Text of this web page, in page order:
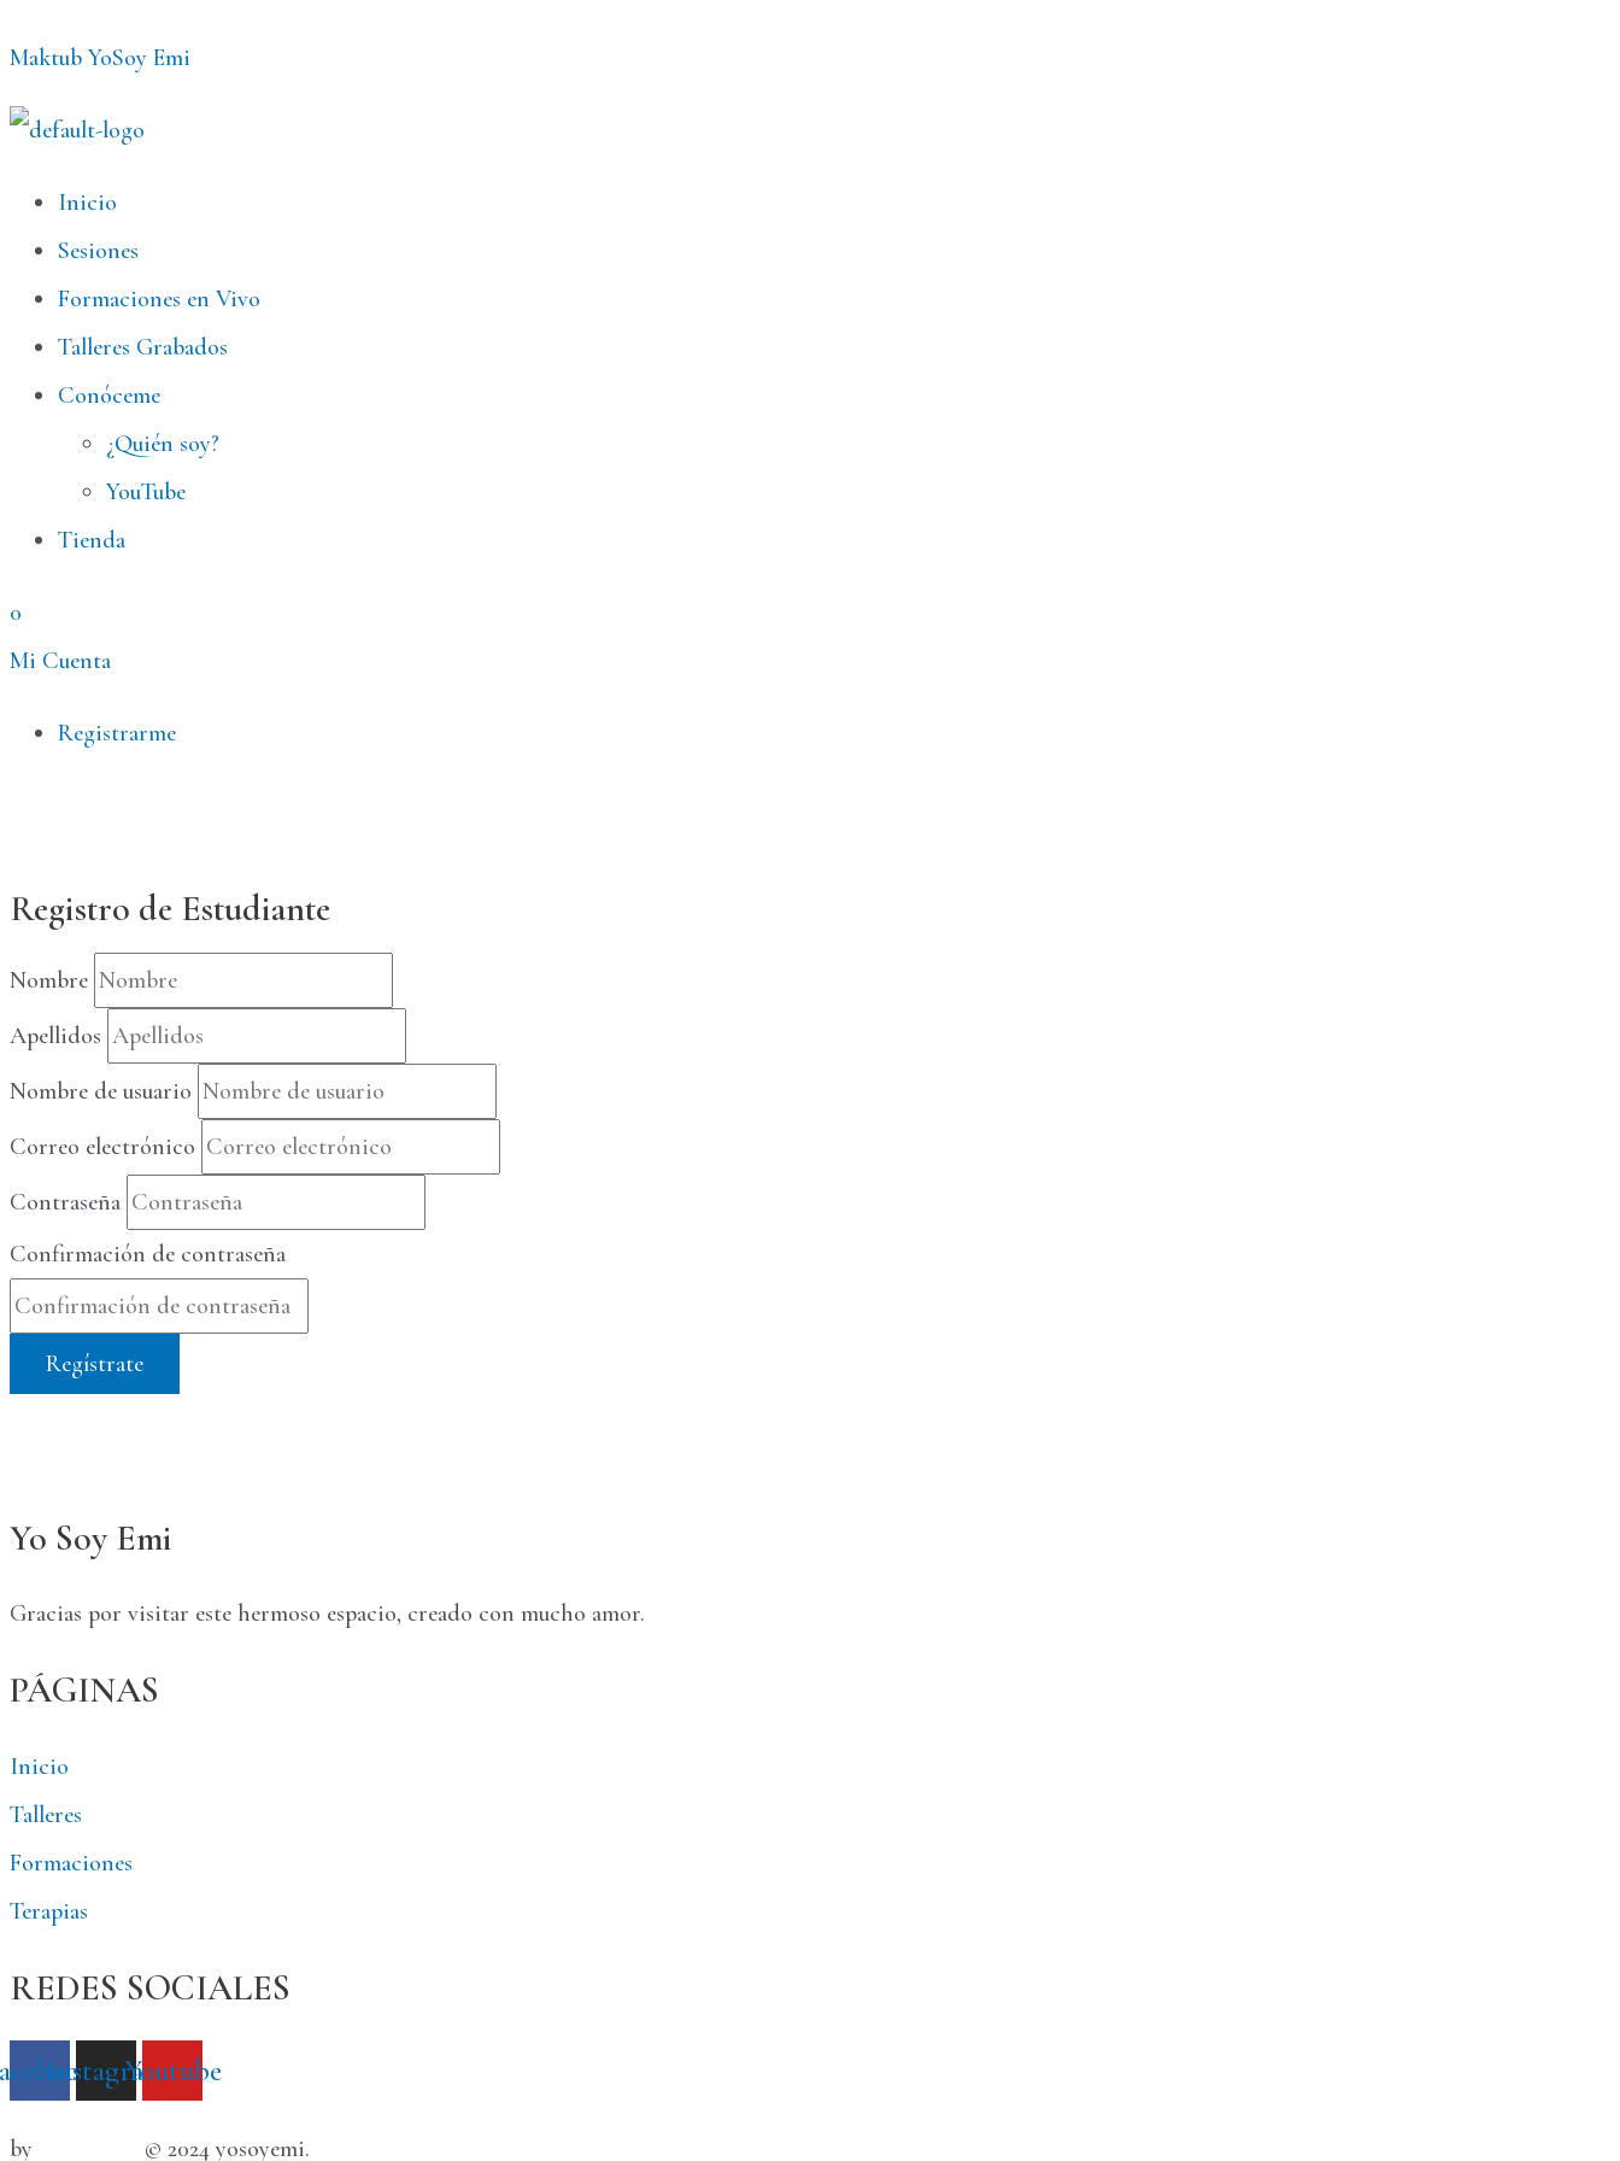
contenido
Maktub YoSoy Emi
MenúInicio
Sesiones
Formaciones en Vivo
Talleres Grabados
Conóceme
¿Quién soy?
YouTube
Tienda
0
Mi Cuenta
MenúRegistrarme
Registro de Estudiante
Nombre
Apellidos
Nombre de usuario
Correo electrónico
Contraseña
Confirmación de contraseña
Regístrate
Yo Soy Emi
Gracias por visitar este hermoso espacio, creado con mucho amor.
PÁGINAS
Inicio
Talleres
Formaciones
Terapias
REDES SOCIALES
InstagramYoutube
by © 2024 yosoyemi.